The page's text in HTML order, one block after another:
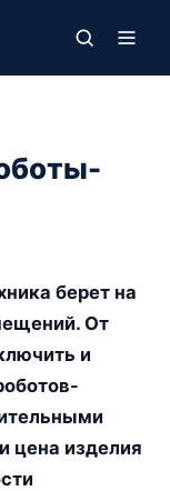
берет на
От
и
цена изделия